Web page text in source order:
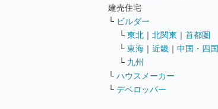
建売住宅
└ ビルダー
└ 東北 ｜ 北関東 ｜ 首都圏
└ 東海 ｜ 近畿 ｜ 中国・四国
└ 九州
└ ハウスメーカー
└ デベロッパー